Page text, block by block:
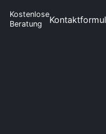
Kostenlose
Beratung